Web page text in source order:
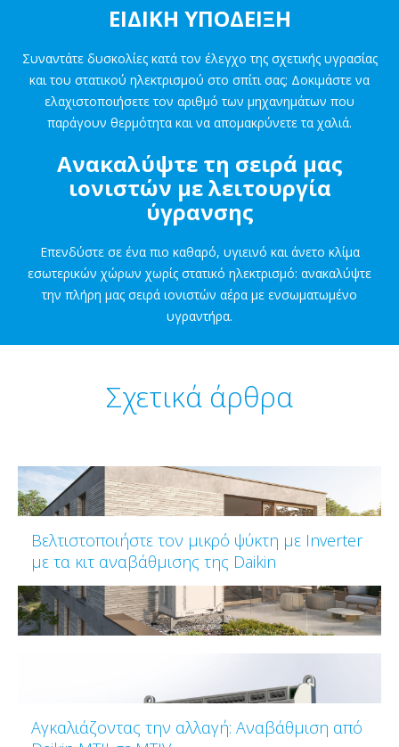
ΕΙΔΙΚΗ ΥΠΟΔΕΙΞΗ
Συναντάτε δυσκολίες κατά τον έλεγχο της σχετικής υγρασίας
και του στατικού ηλεκτρισμού στο σπίτι σας; Δοκιμάστε να
ελαχιστοποιήσετε τον αριθμό των μηχανημάτων που
παράγουν θερμότητα και να απομακρύνετε τα χαλιά.
Ανακαλύψτε τη σειρά μας
ιονιστών με λειτουργία
ύγρανσης
Επενδύστε σε ένα πιο καθαρό, υγιεινό και άνετο κλίμα
εσωτερικών χώρων χωρίς στατικό ηλεκτρισμό: ανακαλύψτε
την πλήρη μας σειρά ιονιστών αέρα με ενσωματωμένο
υγραντήρα.
Σχετικά άρθρα
Βελτιστοποιήστε τον μικρό ψύκτη με Inverter
με τα κιτ αναβάθμισης της Daikin
Αγκαλιάζοντας την αλλαγή: Αναβάθμιση από